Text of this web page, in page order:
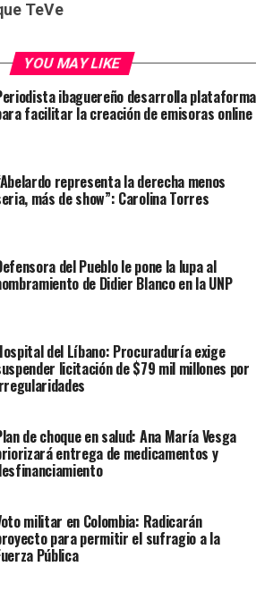
TeVe
YOU MAY LIKE
ibaguereño desarrolla plataforma
facilitar la creación de emisoras online
representa la derecha menos
más de show”: Carolina Torres
del Pueblo le pone la lupa al
de Didier Blanco en la UNP
del Líbano: Procuraduría exige
licitación de $79 mil millones por
de choque en salud: Ana María Vesga
entrega de medicamentos y
militar en Colombia: Radicarán
para permitir el sufragio a la
Pública